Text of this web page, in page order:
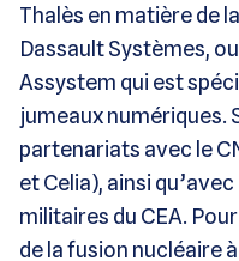
Thalès en matière de
Dassault Systèmes,
Assystem qui est
jumeaux numériques.
partenariats avec le
et Celia), ainsi
militaires du CEA.
de la fusion nucléaire